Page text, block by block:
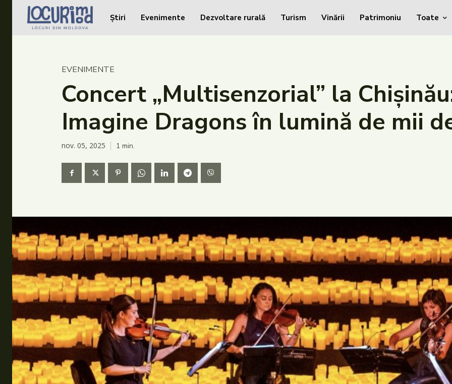
Caută în site...
Caută în site...
Dezvoltare rurală
Turism
Vinării
Patrimoniu
Produs Acasă
Știri Evenimente Dezvoltare rurală Turism Vinării Patrimoniu Toate
EVENIMENTE
Concert „Multisenzorial” la
Imagine Dragons în lumină de mii
nov. 05, 2025 1 min.